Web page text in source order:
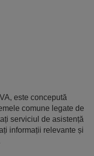
este concepută
comune legate de
serviciul de asistență
informații relevante și